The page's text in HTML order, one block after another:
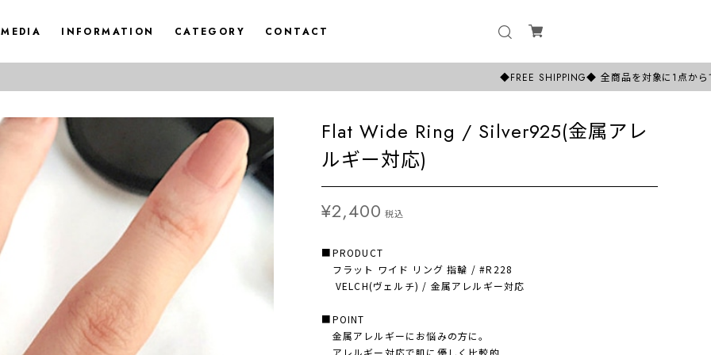
MEDIA INFORMATION CATEGORY CONTACT
◆FREE SHIPPING◆ 全商品を対象に1点からでも日本国内
Flat Wide Ring / Silver925(金属アレ
ルギー対応)
¥2,400 税込
■PRODUCT
フラット ワイド リング 指輪 / #R228
VELCH(ヴェルチ) / 金属アレルギー対応
■POINT
金属アレルギーにお悩みの方に。
アレルギー対応で肌に優しく比較的